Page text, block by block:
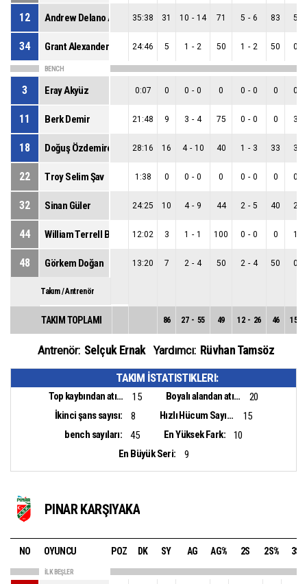
12 Andrew Delano Andrews35:38 31 10 - 14 71 5 - 6 83 5
34 24:46 5 1 - 2 50 1 - 2 50 0
BENCH
3 Eray Akyüz 0:07 0 0 - 0 0 0 - 0 0 0
11 Berk Demir 21:48 9 3 - 4 75 0 - 0 0 3
18 Doğuş Özdemiroğlu 28:16 16 4 - 10 40 1 - 3 33 3
22 Troy Selim Şav 1:38 0 0 - 0 0 0 - 0 0 0
32 Sinan Güler 24:25 10 4 - 9 44 2 - 5 40 2
44 William Terrell Buford Jr12:02 3 1 - 1 100 0 - 0 0 1
48 Görkem Doğan 13:20 7 2 - 4 50 2 - 4 50 0
Takım / Antrenör
TAKIM TOPLAMI 86 27 - 55 49 12 - 26 46 15
Antrenör: Selçuk Ernak Yardımcı: Rüvhan Tamsöz
TAKIM İSTATISTIKLERI:
Top kaybından atılan sayı: 15 Boyalı alandan atılan sayı:
20
İkinci şans sayısı:
8 Hızlı Hücum Sayısı:
15
bench sayıları:
45 En Yüksek Fark:
10
En Büyük Seri:
9
PINAR KARŞIYAKA
NO OYUNCU POZ DK SY AG AG% 2S 2S% 3S
İLK BEŞLER